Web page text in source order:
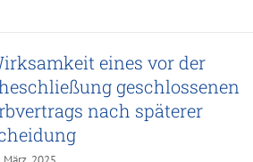
eines vor der
geschlossenen
nach späterer